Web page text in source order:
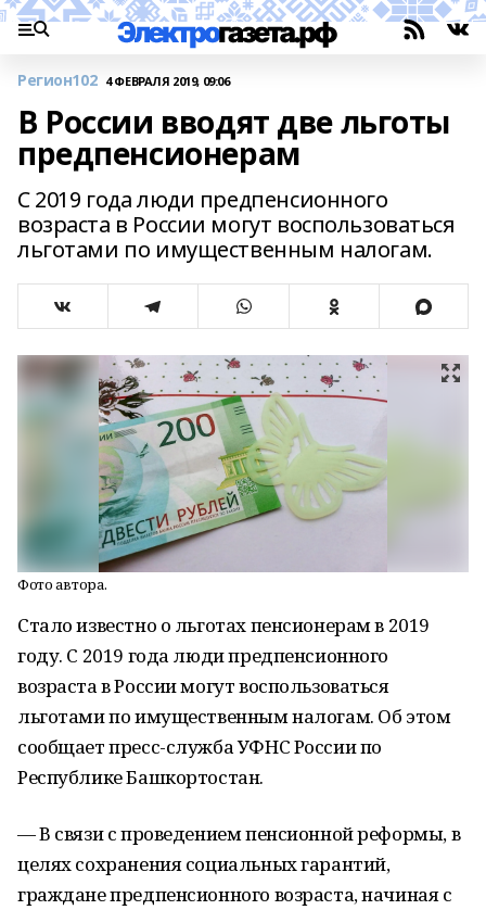
Регион102 4 ФЕВРАЛЯ 2019, 09:06
В России вводят две льготы
предпенсионерам
С 2019 года люди предпенсионного
возраста в России могут воспользоваться
льготами по имущественным налогам.
Фото автора.
Стало известно о льготах пенсионерам в 2019
году. С 2019 года люди предпенсионного
возраста в России могут воспользоваться
льготами по имущественным налогам. Об этом
сообщает пресс-служба УФНС России по
Республике Башкортостан.
— В связи с проведением пенсионной реформы, в
целях сохранения социальных гарантий,
граждане предпенсионного возраста, начиная с